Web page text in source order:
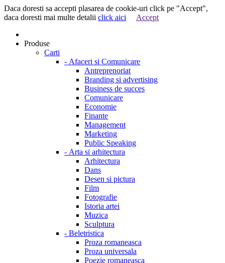
Daca doresti sa accepti plasarea de cookie-uri click pe "Accept",
daca doresti mai multe detalii click aici Accept
Produse
Carti
- Afaceri si Comunicare
Antreprenoriat
Branding si advertising
Business de succes
Comunicare
Economie
Finante
Management
Marketing
Public Speaking
- Arta si arhitectura
Arhitectura
Dans
Desen si pictura
Film
Fotografie
Istoria artei
Muzica
Sculptura
- Beletristica
Proza romaneasca
Proza universala
Poezie romaneasca